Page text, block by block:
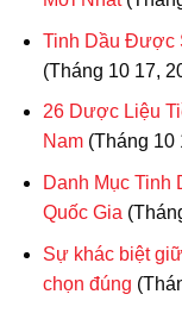
Tinh Dầu Được
(Tháng 10 17,
26 Dược Liệu
Nam (Tháng 10
Danh Mục Tinh
Quốc Gia
Sự khác biệt
chọn đúng